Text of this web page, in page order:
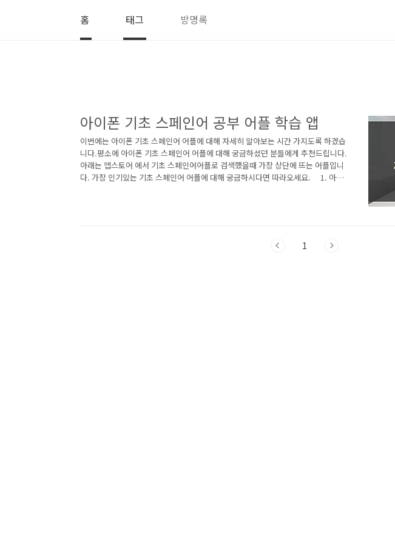
홈 태그 방명록
아이폰 기초 스페인어 공부 어플 학습 앱
이번에는 아이폰 기초 스페인어 어플에 대해 자세히 알아보는 시간 가지도록 하겠습
니다.평소에 아이폰 기초 스페인어 어플에 대해 궁금하셨던 분들에게 추천드립니다.
아래는 앱스토어 에서 기초 스페인어어플로 검색했을때 가장 상단에 뜨는 어플입니
다. 가장 인기있는 기초 스페인어 어플에 대해 궁금하시다면 따라오세요. 1. 아이
1